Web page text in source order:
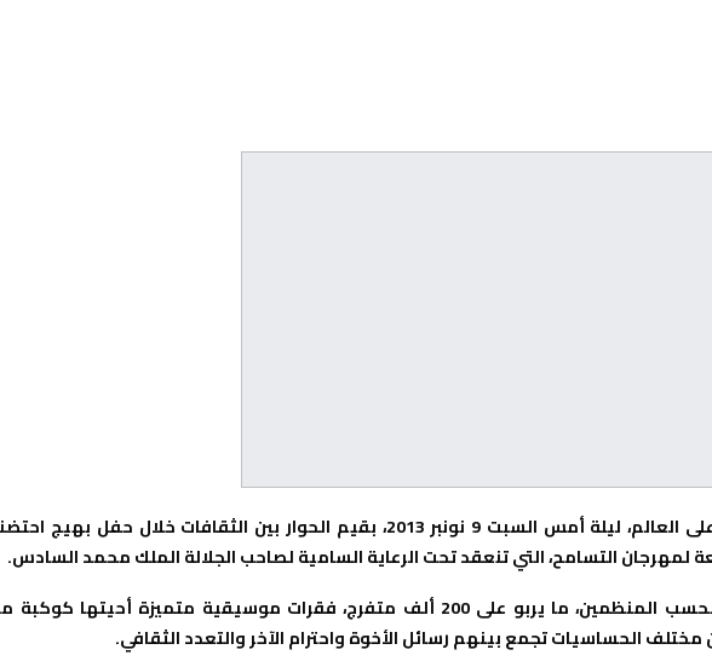
احتفت مدينة أكادير المعروفة بانفتاحها على العالم، ليلة أمس السبت 9 نونبر 2013، بقيم الحوار بين الثقافات خلال حفل بهيج
لمهرجان التسامح، التي تنعقد تحت الرعاية السامية لصاحب الجلالة الملك محمد السادس.
وتضمن برنامج هذا الحفل الذي حج إليه، بحسب المنظمين، ما يربو على 200 ألف متفرج، فقرات موسيقية متميزة أحيتها
مختلف الحساسيات تجمع بينهم رسائل الأخوة واحترام الآخر والتعدد الثقافي.